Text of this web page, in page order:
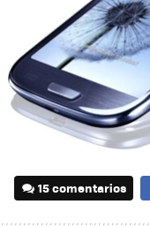
15 comentarios